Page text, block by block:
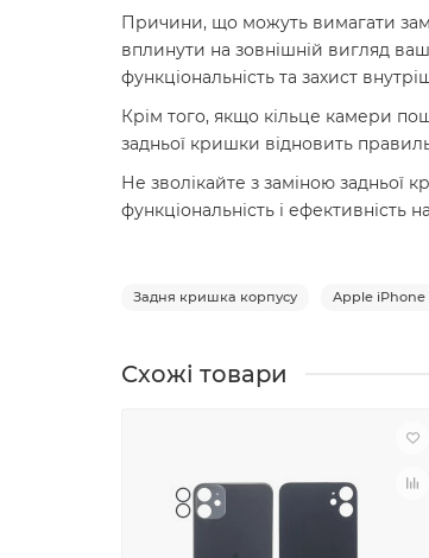
Причини, що можуть вимагати
вплинути на зовнішній вигляд
функціональність та захист
Крім того, якщо кільце камери
задньої кришки відновить
Не зволікайте з заміною
функціональність і ефективність
Задня кришка корпусу Apple iPhone
Схожі товари